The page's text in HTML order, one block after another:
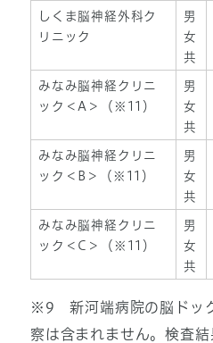
しくま脳神経外科ク
リニック
男
女
共
みなみ脳神経クリニ
ック＜A＞（※11）
男
女
共
みなみ脳神経クリニ
ック＜B＞（※11）
男
女
共
みなみ脳神経クリニ
ック＜C＞（※11）
男
女
共
※9 新河端病院の脳ドッ
察は含まれません。検査